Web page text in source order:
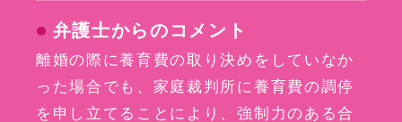
弁護士からのコメント
離婚の際に養育費の取り決めをしていなか
った場合でも、家庭裁判所に養育費の調停
を申し立てることにより、強制力のある合